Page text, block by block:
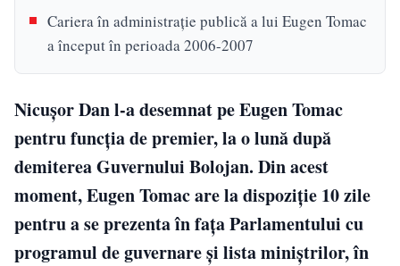
Cariera în administrație publică a lui Eugen Tomac
a început în perioada 2006-2007
Nicușor Dan l-a desemnat pe Eugen Tomac
pentru funcția de premier, la o lună după
demiterea Guvernului Bolojan. Din acest
moment, Eugen Tomac are la dispoziție 10 zile
pentru a se prezenta în fața Parlamentului cu
programul de guvernare și lista miniștrilor, în